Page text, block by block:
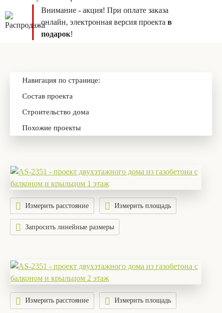
Внимание - акция! При оплате заказа
онлайн, электронная версия проекта в
подарок!
Навигация по странице:
Состав проекта
Строительство дома
Похожие проекты
Измерить расстояние Измерить площадь
Запросить линейные размеры
Измерить расстояние Измерить площадь